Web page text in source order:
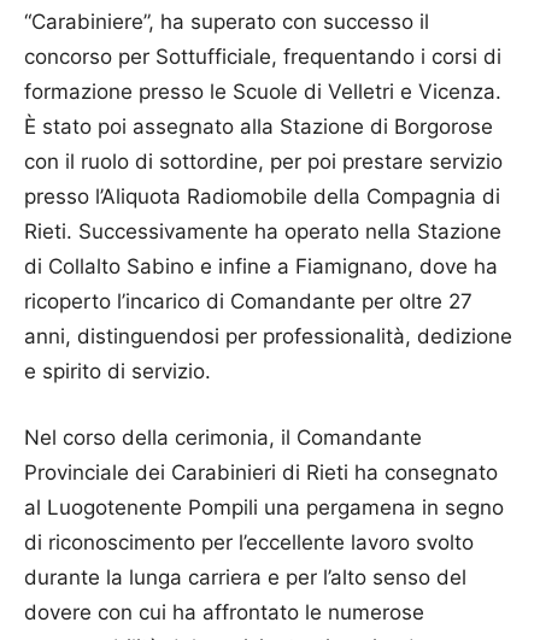
“Carabiniere”, ha superato con successo il
concorso per Sottufficiale, frequentando i corsi di
formazione presso le Scuole di Velletri e Vicenza.
È stato poi assegnato alla Stazione di Borgorose
con il ruolo di sottordine, per poi prestare servizio
presso l’Aliquota Radiomobile della Compagnia di
Rieti. Successivamente ha operato nella Stazione
di Collalto Sabino e infine a Fiamignano, dove ha
ricoperto l’incarico di Comandante per oltre 27
anni, distinguendosi per professionalità, dedizione
e spirito di servizio.
Nel corso della cerimonia, il Comandante
Provinciale dei Carabinieri di Rieti ha consegnato
al Luogotenente Pompili una pergamena in segno
di riconoscimento per l’eccellente lavoro svolto
durante la lunga carriera e per l’alto senso del
dovere con cui ha affrontato le numerose